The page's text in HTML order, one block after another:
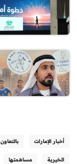
أخبار الإمارات بالتعاون
الخيرية مساهمتها